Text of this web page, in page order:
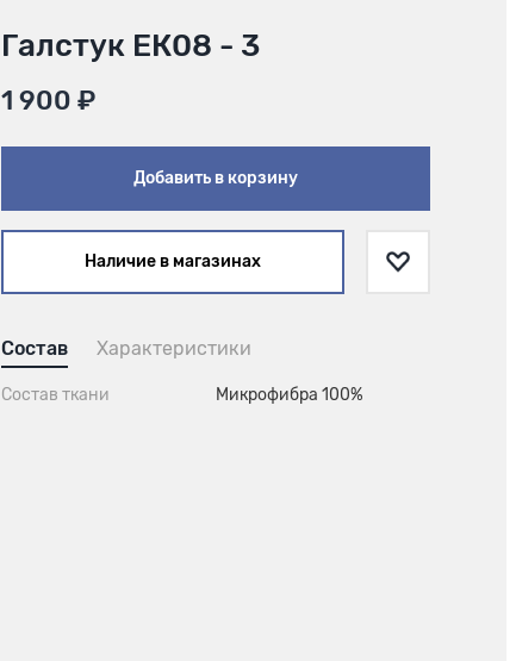
Галстук ЕК08 - 3
1 900 ₽
Добавить в корзину
Наличие в магазинах
Состав Характеристики
Состав ткани Микрофибра 100%